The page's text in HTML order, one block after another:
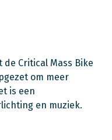
Critical Mass Bike
om meer
is een
en muziek.